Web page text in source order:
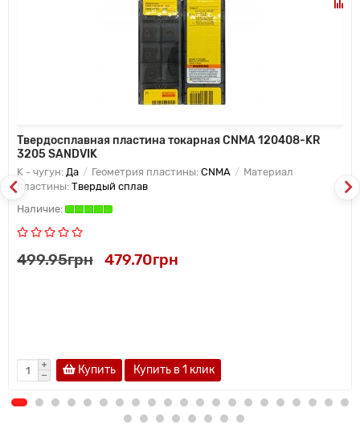
Твердосплавная пластина токарная CNMA 120408-KR
3205 SANDVIK
K - чугун: Да Геометрия пластины: CNMA
Материал
пластины: Твердый сплав
499.95грн 479.70грн
Купить Купить в 1 клик